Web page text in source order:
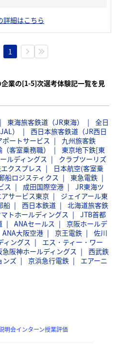
詳細はこちら
1
業の[1-5]次選考体験記一覧を見
東海旅客鉄道（JR東海）
全日
）
西日本旅客鉄道（JR西日
ポートサービス
九州旅客鉄
客室乗務職）
東京地下鉄[東
ルディングス
クラブツーリズ
クスプレス
日本航空(客室乗
船ロジスティクス
東急電鉄
ス 成田国際空港
JR東海ツ
サービス東京
ジェイアール東
船 西日本鉄道
北海道旅客鉄
トホールディングス
JTB首都
ANAセールス
京阪ホールデ
ANA大阪空港 京王電鉄
佐川
ィングス
エス・ティー・ワー
急阪神ホールディングス
西武鉄
ンズ 京浜急行電鉄
エアーニ
明会インターン授業評価